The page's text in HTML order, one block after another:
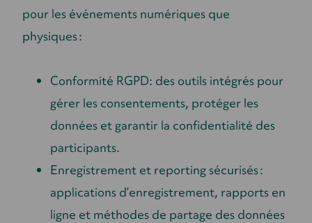
pour les événements numériques que
physiques :
Conformité RGPD: des outils intégrés pour
gérer les consentements, protéger les
données et garantir la confidentialité des
participants.
Enregistrement et reporting sécurisés :
applications d’enregistrement, rapports en
ligne et méthodes de partage des données